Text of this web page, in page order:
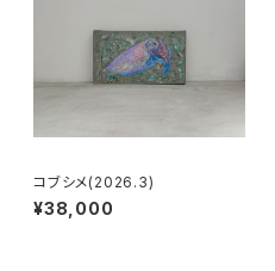
コブシメ(2026.3)
¥38,000